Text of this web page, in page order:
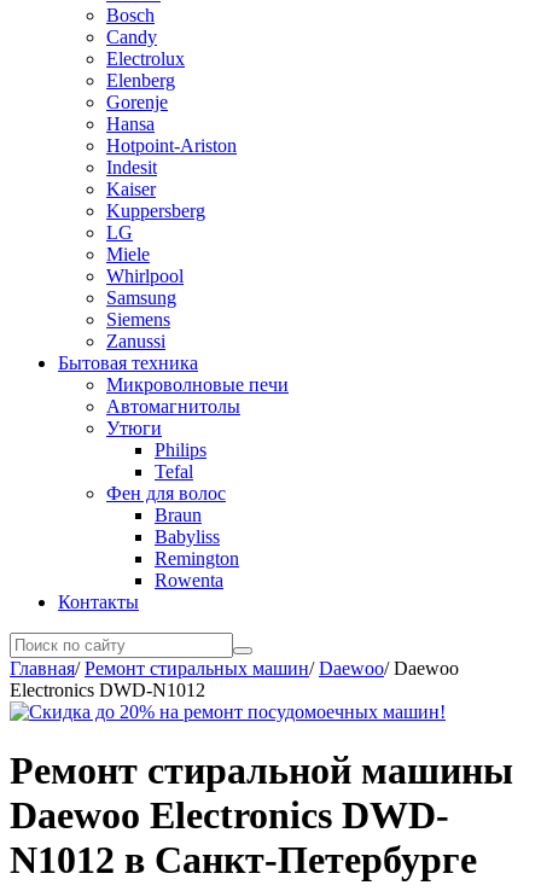
Bosch
Candy
Electrolux
Elenberg
Gorenje
Hansa
Hotpoint-Ariston
Indesit
Kaiser
Kuppersberg
LG
Miele
Whirlpool
Samsung
Siemens
Zanussi
Бытовая техника
Микроволновые печи
Автомагнитолы
Утюги
Philips
Tefal
Фен для волос
Braun
Babyliss
Remington
Rowenta
Контакты
Главная/Ремонт стиральных машин/Daewoo/Daewoo
Electronics DWD-N1012
Ремонт стиральной машины
Daewoo Electronics DWD-
N1012 в Санкт-Петербурге